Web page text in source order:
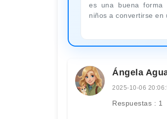
es una buena
niños a convertirse en
Ángela
2025-10-06
Respuestas : 1